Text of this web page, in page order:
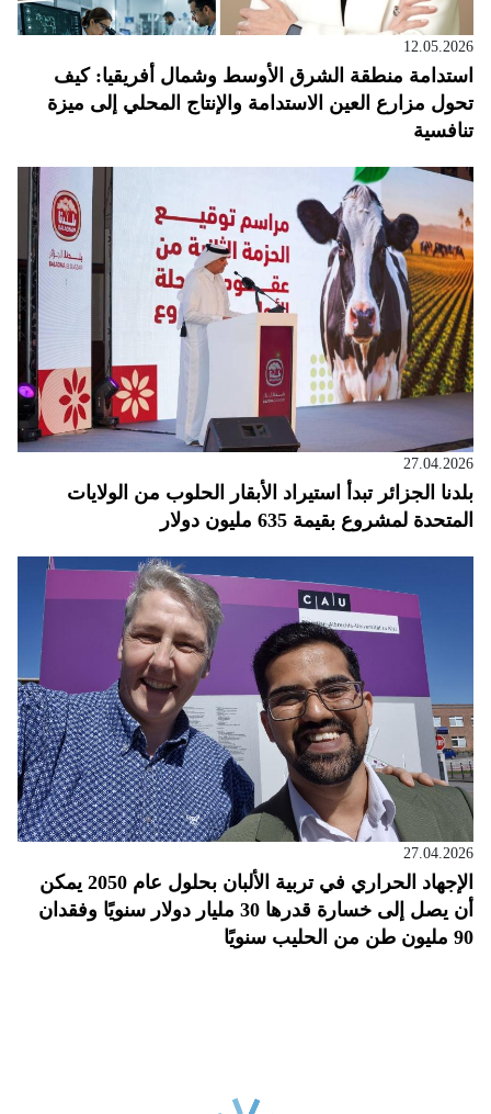
12.05.2026
استدامة منطقة الشرق الأوسط وشمال أفريقيا: كيف
تحول مزارع العين الاستدامة والإنتاج المحلي إلى ميزة
تنافسية
27.04.2026
بلدنا الجزائر تبدأ استيراد الأبقار الحلوب من الولايات
المتحدة لمشروع بقيمة 635 مليون دولار
27.04.2026
الإجهاد الحراري في تربية الألبان بحلول عام 2050 يمكن
أن يصل إلى خسارة قدرها 30 مليار دولار سنويًا وفقدان
90 مليون طن من الحليب سنويًا